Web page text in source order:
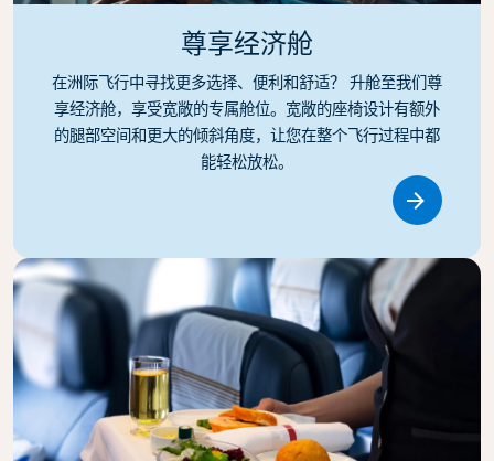
尊享经济舱
在洲际飞行中寻找更多选择、便利和舒适？ 升舱至我们尊
享经济舱，享受宽敞的专属舱位。宽敞的座椅设计有额外
的腿部空间和更大的倾斜角度，让您在整个飞行过程中都
能轻松放松。